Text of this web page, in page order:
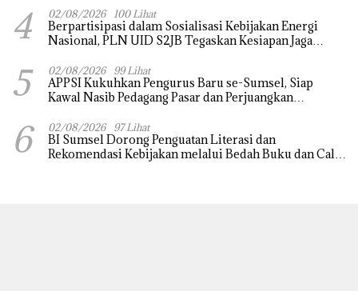
Inflasi
4 02/08/2026 100 Lihat
Berpartisipasi dalam Sosialisasi Kebijakan Energi
Nasional, PLN UID S2JB Tegaskan Kesiapan Jaga
5 02/08/2026 99 Lihat
APPSI Kukuhkan Pengurus Baru se-Sumsel, Siap
Kawal Nasib Pedagang Pasar dan Perjuangkan
6 02/08/2026 97 Lihat
BI Sumsel Dorong Penguatan Literasi dan
Rekomendasi Kebijakan melalui Bedah Buku dan Call